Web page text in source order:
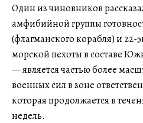
Один из чиновников
амфибийной группы
(флагманского корабля) и
морской пехоты в составе
— является частью более
военных сил в зоне
которая продолжается в
недель.